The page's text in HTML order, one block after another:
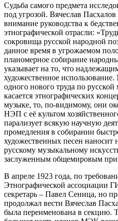
Судьба самого предмета
под угрозой. Вячеслав
внимание руководства к
этнографической отрасли:
сокровища русской народной
данное время в угрожаемом
планомерное собирание
указывает на то, что
художественное
одного нового труда по
касается этнографических
музыке, то, по-видимому, они
НЭП с её культом
парализует всякую научную
промедления в собирании
художественных песен
русскому музыкальному
заслуженным общемировым
В апреле 1923 года, по
Этнографической ассоциации
секретарь – Павел Сеница, но
продолжал вести Вячеслав
была переименована в секцию.